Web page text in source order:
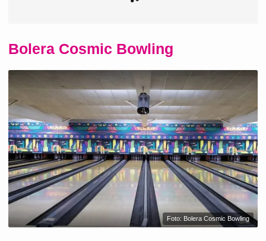
Bolera Cosmic Bowling
Foto: Bolera Cosmic Bowling